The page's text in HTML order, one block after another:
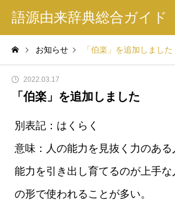
語源由来辞典総合ガイド
お知らせ 「伯楽」を追加しました
2022.03.17
「伯楽」を追加しました
別表記：はくらく
意味：人の能力を見抜く力のあ
能力を引き出し育てるのが上手な
の形で使われることが多い。